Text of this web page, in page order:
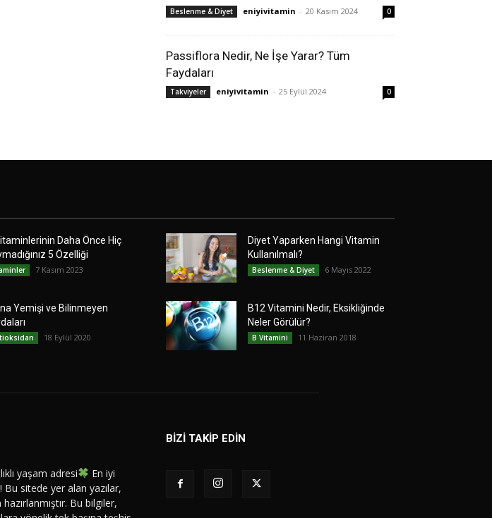
Beslenme & Diyet eniyivitamin - 20 Kasım 2024 0
Passiflora Nedir, Ne İşe Yarar? Tüm
Faydaları
Takviyeler eniyivitamin - 25 Eylül 2024 0
Daha Önce Hiç
5 Özelliği
7 Kasım 2023
Diyet Yaparken Hangi Vitamin
Kullanılmalı?
Beslenme & Diyet 6 Mayıs 2022
Yemişi ve Bilinmeyen
18 Eylül 2020
B12 Vitamini Nedir, Eksikliğinde
Neler Görülür?
B Vitamini 11 Haziran 2018
yaşam adresi
En iyi
Bu sitede yer alan yazılar,
Bu bilgiler,
BİZİ TAKİP EDİN